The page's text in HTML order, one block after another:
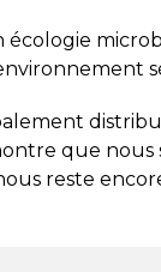
que nous
reste